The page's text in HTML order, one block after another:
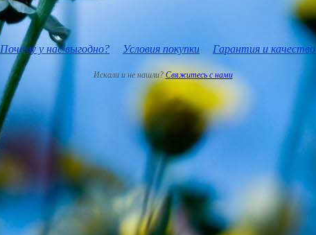
Почему у нас выгодно? Условия покупки Гарантия и качество
Искали и не нашли?Свяжитесь с нами